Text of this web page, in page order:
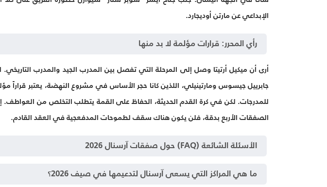
الإبداعي عن مارتن أوديجارد.
رأي المحرر: قرارات مؤلمة لا بد منها
أرى أن ميكيل أرتيتا وصل إلى المرحلة التي تفصل بين المدرب الجيد والمدرب
جابرييل جيسوس ومارتينيلي، اللذين كانا حجر الأساس في مشروع النهضة، يعتبر قراراً
للمدرجات. لكن في كرة القدم الحديثة، الحفاظ على القمة يتطلب التخلص من العواطف.
الصفقات الأربع بدقة، فلن يكون هناك سقف لطموحات المدفعجية في العقد القادم.
الأسئلة الشائعة (FAQ) حول صفقات آرسنال 2026
ما هي المراكز التي يسعى آرسنال لتدعيمها في صيف 2026؟